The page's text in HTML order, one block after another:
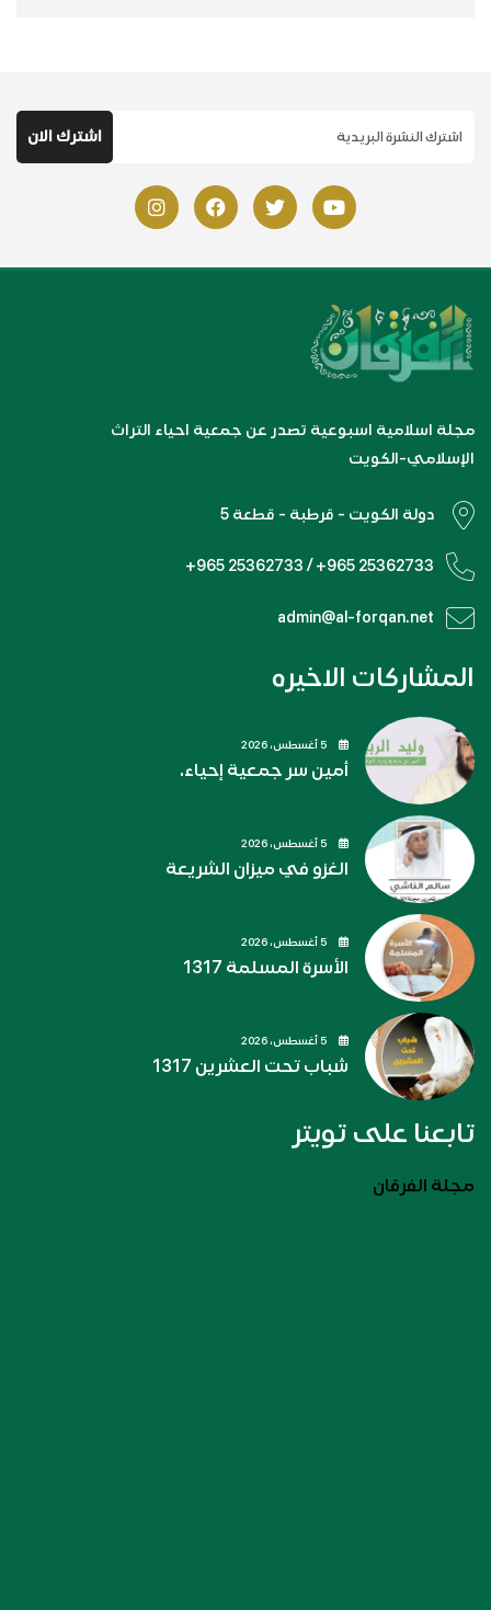
مجلة اسلامية اسبوعية تصدر عن جمعية احياء التراث
الإسلامي-الكويت
دولة الكويت - قرطبة - قطعة 5
+965 25362733 / +965 25362733
admin@al-forqan.net
المشاركات الاخيره
أمين سر جمعية إحياء.
الغزو في ميزان الشريعة
الأسرة المسلمة 1317
شباب تحت العشرين 1317
تابعنا على تويتر
مجلة الفرقان